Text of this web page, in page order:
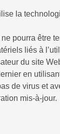
la
ne pourra être
liés à
du site
en
de virus et
mis-à-jour.